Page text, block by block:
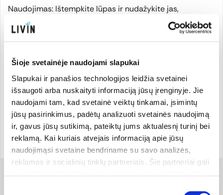
Šioje svetainėje naudojami slapukai
Slapukai ir panašios technologijos leidžia svetainei
išsaugoti arba nuskaityti informaciją jūsų įrenginyje. Jie
naudojami tam, kad svetainė veiktų tinkamai, įsimintų
jūsų pasirinkimus, padėtų analizuoti svetainės naudojimą
ir, gavus jūsų sutikimą, pateiktų jums aktualesnį turinį bei
reklamą. Kai kuriais atvejais informaciją apie jūsų
naudojimąsi svetaine bendriname su savo analizės,
reklamos ir socialinių tinklų partneriais. Šie partneriai gali
Naudojimas: Ištempkite lūpas ir nudažykite jas,
tapšnodamos lūpų dažais. Labai tiksliam rezultatui lūpų
dažus užtepkite šepetėliu.
Natūrali kosmetika, sertifikuota „NaTrue“.
Gamintojas
Prekės ženklo šalis:
Vokietija
Prekės kodas:
EAN kodas: 402082904437